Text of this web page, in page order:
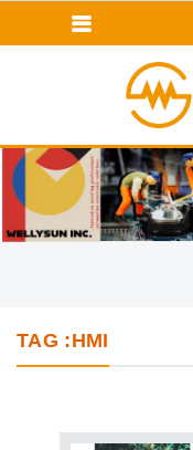
TAG :HMI